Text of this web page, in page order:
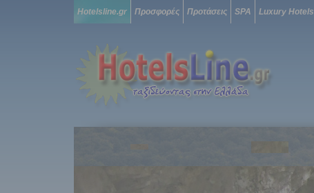
Hotelsline.gr Προσφορές Προτάσεις SPA Luxury Hotels